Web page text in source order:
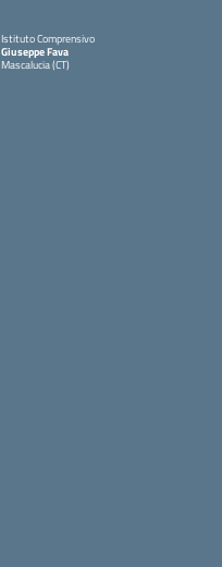
Istituto Comprensivo
Giuseppe Fava
Mascalucia (CT)